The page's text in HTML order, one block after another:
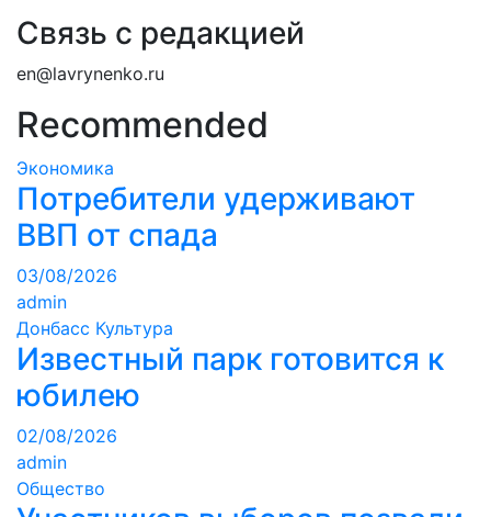
Связь с редакцией
en@lavrynenko.ru
Recommended
Экономика
Потребители удерживают
ВВП от спада
03/08/2026
admin
Донбасс Культура
Известный парк готовится к
юбилею
02/08/2026
admin
Общество